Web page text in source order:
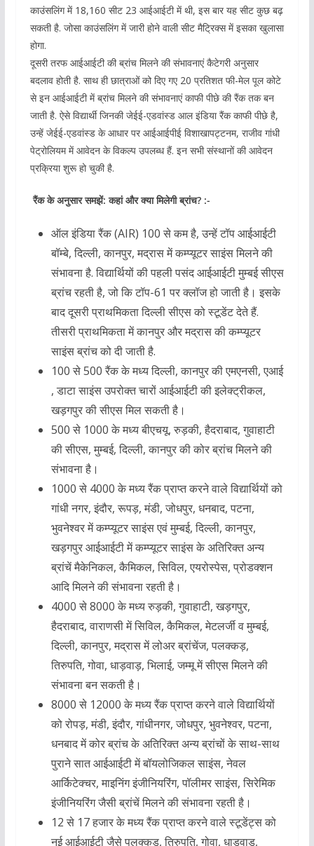
काउंसलिंग में 18,160 सीट 23 आईआईटी में थी, इस बार यह सीट कुछ बढ़
सकती है. जोसा काउंसलिंग में जारी होने वाली सीट मैट्रिक्स में इसका खुलासा
होगा.
दूसरी तरफ आईआईटी की ब्रांच मिलने की संभावनाएं कैटेगरी अनुसार
बदलाव होती है. साथ ही छात्राओं को दिए गए 20 प्रतिशत फी-मेल पूल कोटे
से इन आईआईटी में ब्रांच मिलने की संभावनाएं काफी पीछे की रैंक तक बन
जाती है. ऐसे विद्यार्थी जिनकी जेईई-एडवांस्ड आल इंडिया रैंक काफी पीछे है,
उन्हें जेईई-एडवांस्ड के आधार पर आईआईपीई विशाखापट्टनम, राजीव गांधी
पेट्रोलियम में आवेदन के विकल्प उपलब्ध हैं. इन सभी संस्थानों की आवेदन
प्रक्रिया शुरू हो चुकी है.
​ रैंक के अनुसार समझें: कहां और क्या मिलेगी ब्रांच? :-
ऑल इंडिया रैंक (AIR) 100 से कम है, उन्हें टॉप आईआईटी
बॉम्बे, दिल्ली, कानपुर, मद्रास में कम्प्यूटर साइंस मिलने की
संभावना है. विद्यार्थियों की पहली पसंद आईआईटी मुम्बई सीएस
ब्रांच रहती है, जो कि टॉप-61 पर क्लॉज हो जाती है। इसके
बाद दूसरी प्राथमिकता दिल्ली सीएस को स्टूडेंट देते हैं.
तीसरी प्राथमिकता में कानपुर और मद्रास की कम्प्यूटर
साइंस ब्रांच को दी जाती है.
100 से 500 रैंक के मध्य दिल्ली, कानपुर की एमएनसी, एआई
, डाटा साइंस उपरोक्त चारों आईआईटी की इलेक्ट्रीकल,
खड़गपुर की सीएस मिल सकती है।
500 से 1000 के मध्य बीएचयू, रुड़की, हैदराबाद, गुवाहाटी
की सीएस, मुम्बई, दिल्ली, कानपुर की कोर ब्रांच मिलने की
संभावना है।
1000 से 4000 के मध्य रैंक प्राप्त करने वाले विद्यार्थियों को
गांधी नगर, इंदौर, रूपड़, मंडी, जोधपुर, धनबाद, पटना,
भुवनेश्वर में कम्प्यूटर साइंस एवं मुम्बई, दिल्ली, कानपुर,
खड़गपुर आईआईटी में कम्प्यूटर साइंस के अतिरिक्त अन्य
ब्रांचें मैकेनिकल, कैमिकल, सिविल, एयरोस्पेस, प्रोडक्शन
आदि मिलने की संभावना रहती है।
4000 से 8000 के मध्य रुड़की, गुवाहाटी, खड़गपुर,
हैदराबाद, वाराणसी में सिविल, कैमिकल, मेटलर्जी व मुम्बई,
दिल्ली, कानपुर, मद्रास में लोअर ब्रांचेंज, पलक्कड़,
तिरुपति, गोवा, धाड़वाड़, भिलाई, जम्मू में सीएस मिलने की
संभावना बन सकती है।
8000 से 12000 के मध्य रैंक प्राप्त करने वाले विद्यार्थियों
को रोपड़, मंडी, इंदौर, गांधीनगर, जोधपुर, भुवनेश्वर, पटना,
धनबाद में कोर ब्रांच के अतिरिक्त अन्य ब्रांचों के साथ-साथ
पुराने सात आईआईटी में बॉयलोजिकल साइंस, नेवल
आर्किटेक्चर, माइनिंग इंजीनियरिंग, पॉलीमर साइंस, सिरेमिक
इंजीनियरिंग जैसी ब्रांचें मिलने की संभावना रहती है।
12 से 17 हजार के मध्य रैंक प्राप्त करने वाले स्टूडेंट्स को
नई आईआईटी जैसे पलक्कड़, तिरुपति, गोवा, धाड़वाड़,